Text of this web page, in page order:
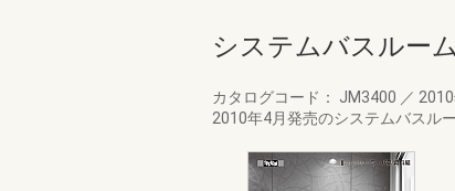
システムバスルー
カタログコード： JM3400 ／
2010年4月発売のシステムバスル